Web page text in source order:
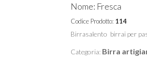
Nome: Fresca
Codice Prodotto: 114
Birrasalento birrai per
Categoria: Birra